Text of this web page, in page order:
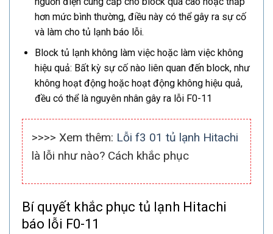
hơn mức bình thường, điều này có thể gây ra sự cố
và làm cho tủ lạnh báo lỗi.
Block tủ lạnh không làm việc hoặc làm việc không
hiệu quả: Bất kỳ sự cố nào liên quan đến block, như
không hoạt động hoặc hoạt động không hiệu quả,
đều có thể là nguyên nhân gây ra lỗi F0-11
>>>> Xem thêm: Lỗi f3 01 tủ lạnh Hitachi
là lỗi như nào? Cách khắc phục
Bí quyết khắc phục tủ lạnh Hitachi
báo lỗi F0-11